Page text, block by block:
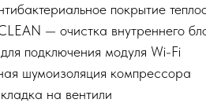
покрытие
— очистка внутреннего
подключения модуля Wi-Fi
шумоизоляция компрессора
на вентили